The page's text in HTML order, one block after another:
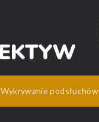
Wykrywanie podsłuchów